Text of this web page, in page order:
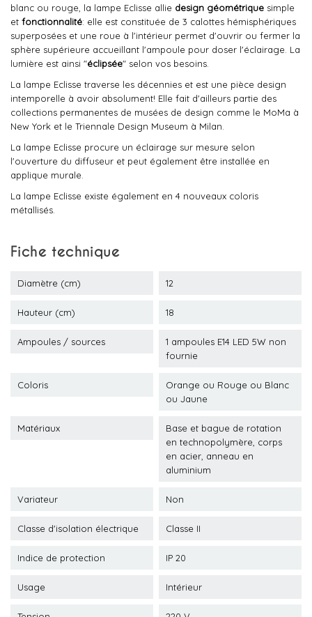
blanc ou rouge, la lampe Eclisse allie design géométrique simple
et fonctionnalité: elle est constituée de 3 calottes hémisphériques
superposées et une roue à l'intérieur permet d'ouvrir ou fermer la
sphère supérieure accueillant l'ampoule pour doser l'éclairage. La
lumière est ainsi "éclipsée" selon vos besoins.
La lampe Eclisse traverse les décennies et est une pièce design
intemporelle à avoir absolument! Elle fait d'ailleurs partie des
collections permanentes de musées de design comme le MoMa à
New York et le Triennale Design Museum à Milan.
La lampe Eclisse procure un éclairage sur mesure selon
l'ouverture du diffuseur et peut également être installée en
applique murale.
La lampe Eclisse existe également en 4 nouveaux coloris
métallisés.
Fiche technique
Diamètre (cm) 12
Hauteur (cm) 18
Ampoules / sources
1 ampoules E14 LED 5W non
fournie
Coloris
Orange ou Rouge ou Blanc
ou Jaune
Matériaux
Base et bague de rotation
en technopolymère, corps
en acier, anneau en
aluminium
Variateur Non
Classe d'isolation électrique Classe II
Indice de protection IP 20
Usage Intérieur